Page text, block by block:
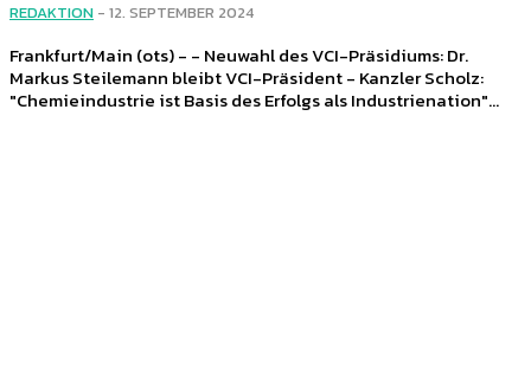
REDAKTION - 12. SEPTEMBER 2024
Frankfurt/Main (ots) - - Neuwahl des VCI-Präsidiums: Dr.
Markus Steilemann bleibt VCI-Präsident - Kanzler Scholz:
"Chemieindustrie ist Basis des Erfolgs als Industrienation"...